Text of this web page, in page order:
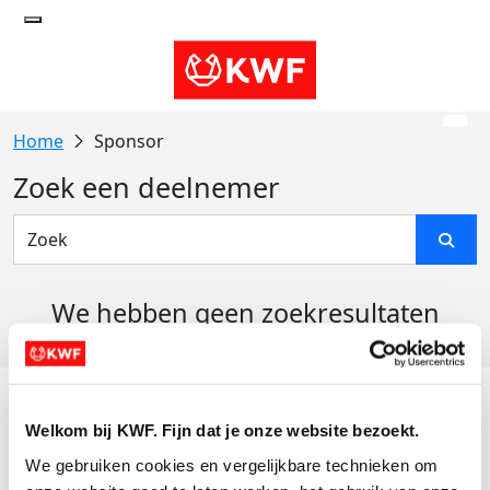
Welkom bij KWF. Fijn dat je onze website bezoekt.
We gebruiken cookies en vergelijkbare technieken om
Sponsor
Zoek een deelnemer
We hebben geen zoekresultaten
Actiematerialen
Evenementen